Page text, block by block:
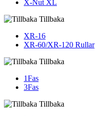
X-Nut XL
Tillbaka
XR-16
XR-60/XR-120 Rullar
Tillbaka
1Fas
3Fas
Tillbaka